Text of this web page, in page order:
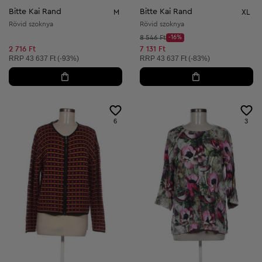
Bitte Kai Rand M
Rövid szoknya
2 716 Ft
Ajánlott ár:
RRP 43 637 Ft (-93%)
Bitte Kai Rand XL
Rövid szoknya
Kezdő ár:
8 546 Ft
Discount Price:
-16%
Csökkentett ár:
7 131 Ft
Ajánlott ár:
RRP 43 637 Ft (-83%)
6 3